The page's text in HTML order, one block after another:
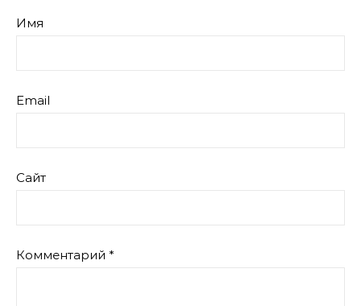
Имя
Email
Сайт
Комментарий *